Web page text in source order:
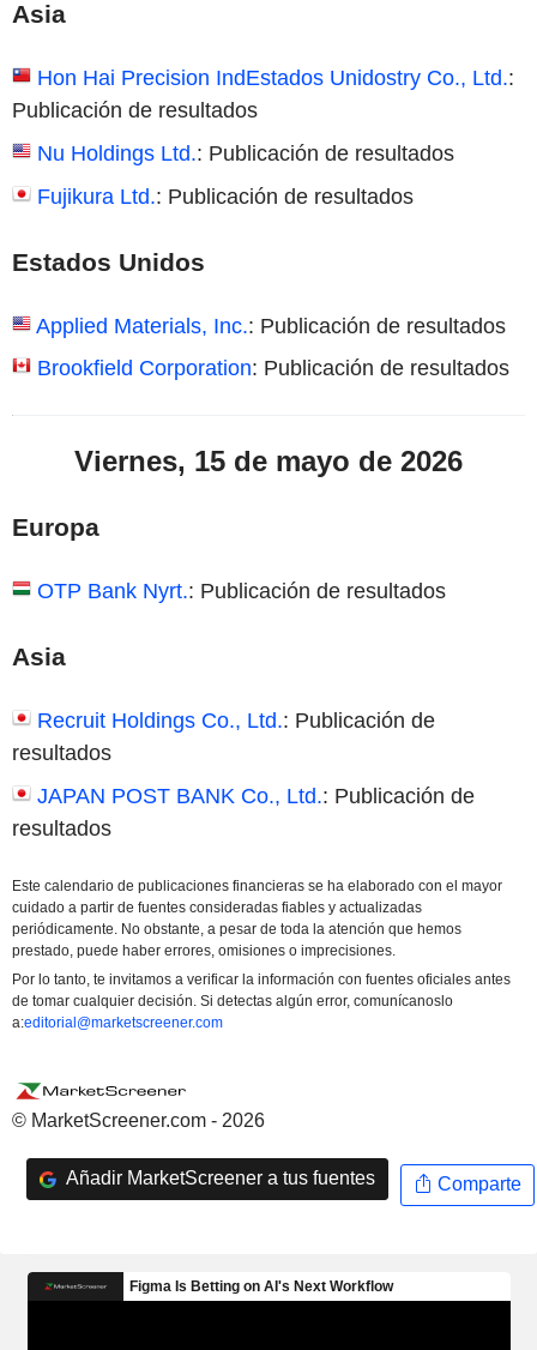
Asia
Hon Hai Precision IndEstados Unidostry Co., Ltd.:
Publicación de resultados
Nu Holdings Ltd.: Publicación de resultados
Fujikura Ltd.: Publicación de resultados
Estados Unidos
Applied Materials, Inc.: Publicación de resultados
Brookfield Corporation: Publicación de resultados
Viernes, 15 de mayo de 2026
Europa
OTP Bank Nyrt.: Publicación de resultados
Asia
Recruit Holdings Co., Ltd.: Publicación de
resultados
JAPAN POST BANK Co., Ltd.: Publicación de
resultados
Este calendario de publicaciones financieras se ha elaborado con el mayor
cuidado a partir de fuentes consideradas fiables y actualizadas
periódicamente. No obstante, a pesar de toda la atención que hemos
prestado, puede haber errores, omisiones o imprecisiones.
Por lo tanto, te invitamos a verificar la información con fuentes oficiales antes
de tomar cualquier decisión. Si detectas algún error, comunícanoslo
a:editorial@marketscreener.com
© MarketScreener.com - 2026
Añadir MarketScreener a tus fuentes Comparte